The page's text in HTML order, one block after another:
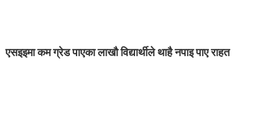
एसइइमा कम ग्रेड पाएका लाखौ विद्यार्थीले थाहै नपाइ पाए राहत